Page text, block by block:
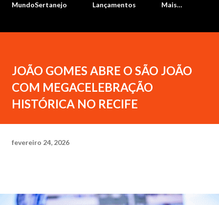
MundoSertanejo Lançamentos Mais…
JOÃO GOMES ABRE O SÃO JOÃO
COM MEGACELEBRAÇÃO
HISTÓRICA NO RECIFE
fevereiro 24, 2026